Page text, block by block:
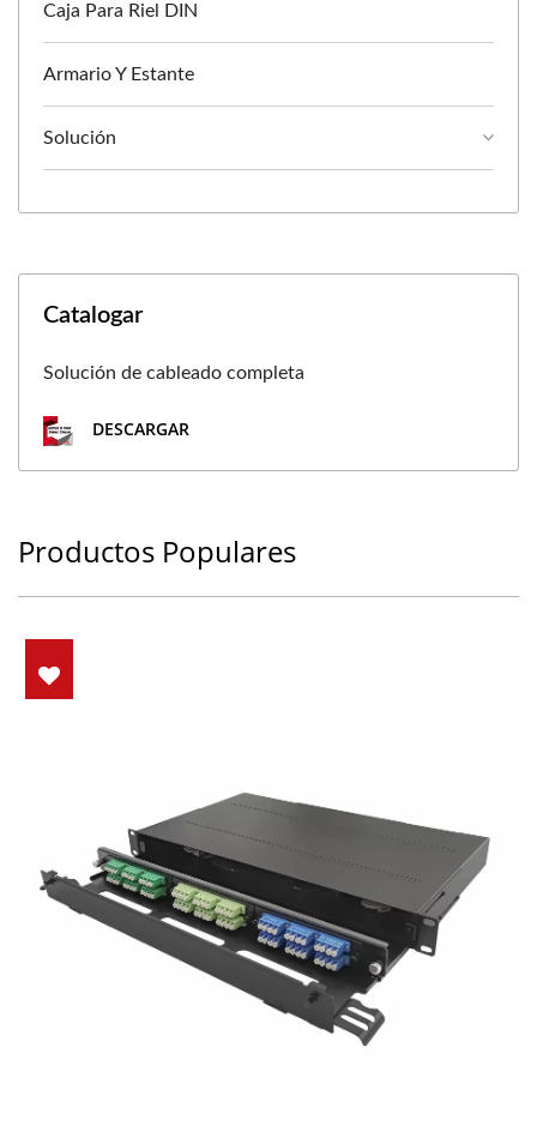
Caja Para Riel DIN
Armario Y Estante
Solución
Catalogar
Solución de cableado completa
DESCARGAR
Productos Populares